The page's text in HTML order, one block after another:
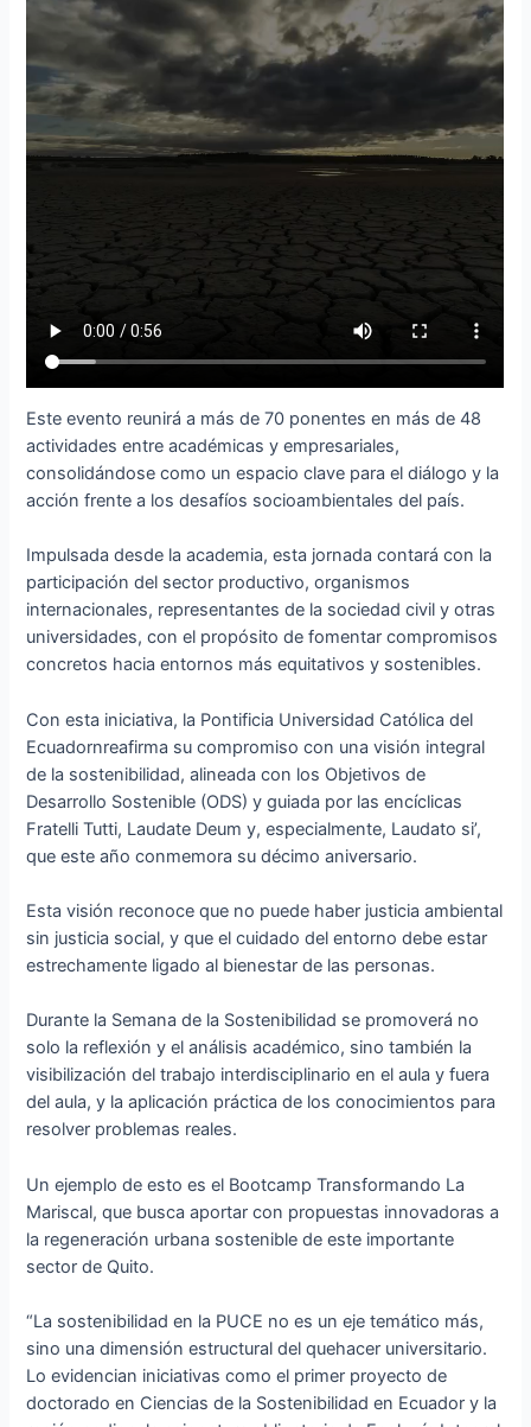
Este evento reunirá a más de 70 ponentes en más de 48
actividades entre académicas y empresariales,
consolidándose como un espacio clave para el diálogo y la
acción frente a los desafíos socioambientales del país.
Impulsada desde la academia, esta jornada contará con la
participación del sector productivo, organismos
internacionales, representantes de la sociedad civil y otras
universidades, con el propósito de fomentar compromisos
concretos hacia entornos más equitativos y sostenibles.
Con esta iniciativa, la Pontificia Universidad Católica del
Ecuadornreafirma su compromiso con una visión integral
de la sostenibilidad, alineada con los Objetivos de
Desarrollo Sostenible (ODS) y guiada por las encíclicas
Fratelli Tutti, Laudate Deum y, especialmente, Laudato si’,
que este año conmemora su décimo aniversario.
Esta visión reconoce que no puede haber justicia ambiental
sin justicia social, y que el cuidado del entorno debe estar
estrechamente ligado al bienestar de las personas.
Durante la Semana de la Sostenibilidad se promoverá no
solo la reflexión y el análisis académico, sino también la
visibilización del trabajo interdisciplinario en el aula y fuera
del aula, y la aplicación práctica de los conocimientos para
resolver problemas reales.
Un ejemplo de esto es el Bootcamp Transformando La
Mariscal, que busca aportar con propuestas innovadoras a
la regeneración urbana sostenible de este importante
sector de Quito.
“La sostenibilidad en la PUCE no es un eje temático más,
sino una dimensión estructural del quehacer universitario.
Lo evidencian iniciativas como el primer proyecto de
doctorado en Ciencias de la Sostenibilidad en Ecuador y la